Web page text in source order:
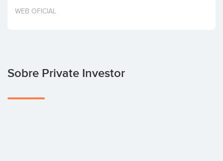
Invertir
WEB OFICIAL
Sobre Private Investor